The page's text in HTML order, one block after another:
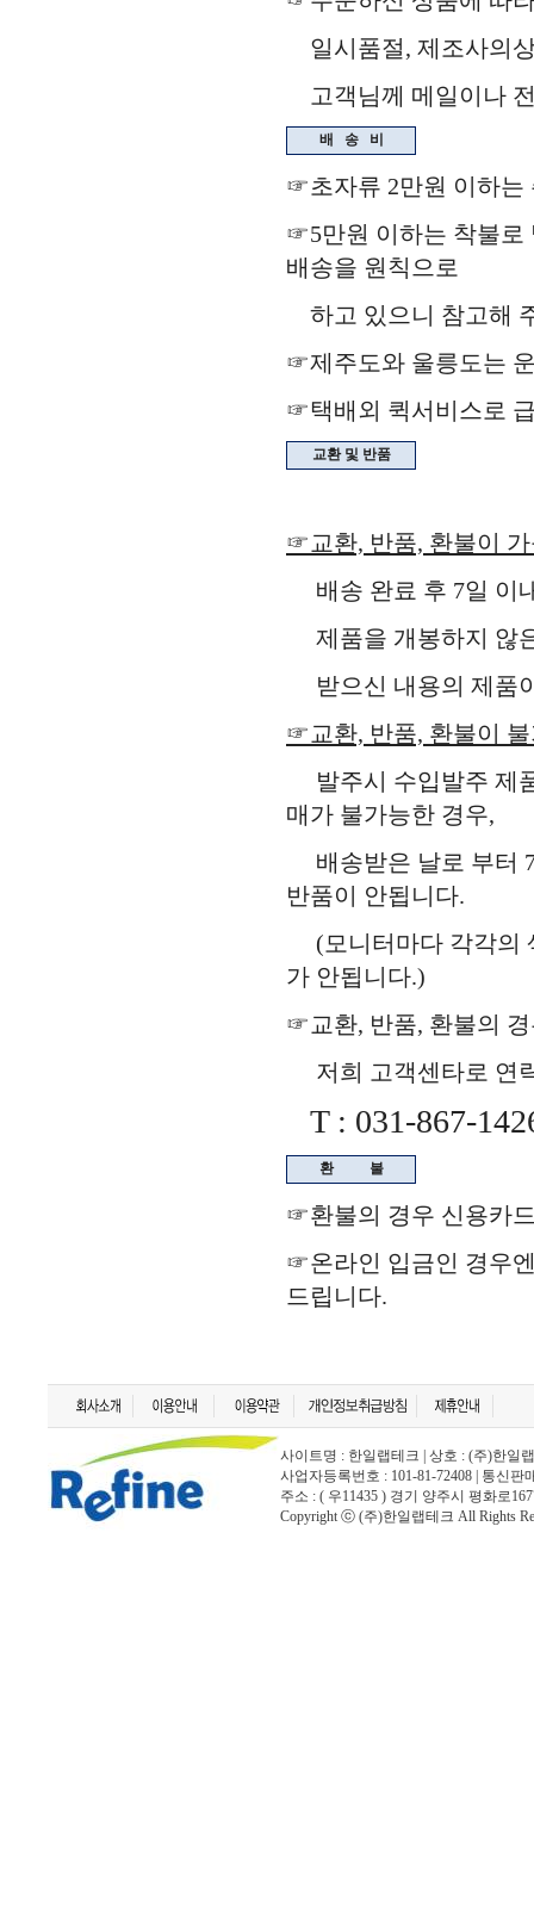
일시품절, 제조사의
고객님께 메일이나
배 송 비
☞초자류 2만원 이하는
☞5만원 이하는 착불로
배송을 원칙으로
하고 있으니 참고해
☞제주도와 울릉도는
☞택배외 퀵서비스로
교환 및 반품
☞교환, 반품, 환불이
배송 완료 후 7일 이
제품을 개봉하지 않
받으신 내용의 제품
☞교환, 반품, 환불이
발주시 수입발주 제
매가 불가능한 경우,
배송받은 날로 부터
반품이 안됩니다.
(모니터마다 각각의
가 안됩니다.)
☞교환, 반품, 환불의
저희 고객센타로 연
T : 031-867-
환 불
☞환불의 경우 신용카
☞온라인 입금인 경우
드립니다.
사이트명 : 한일랩테크 | 상호 : (주)한일
사업자등록번호 : 101-81-72408 | 통신
주소 : ( 우11435 ) 경기 양주시 평화로
Copyright ⓒ (주)한일랩테크 All Rights